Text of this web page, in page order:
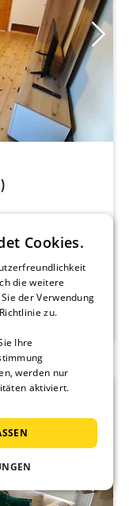
Usedom
in die
Cookies.
die weitere
der Verwendung
zu.
Ihre
werden nur
aktiviert.